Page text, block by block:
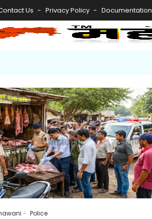
Us Privacy Policy Documentation
Police